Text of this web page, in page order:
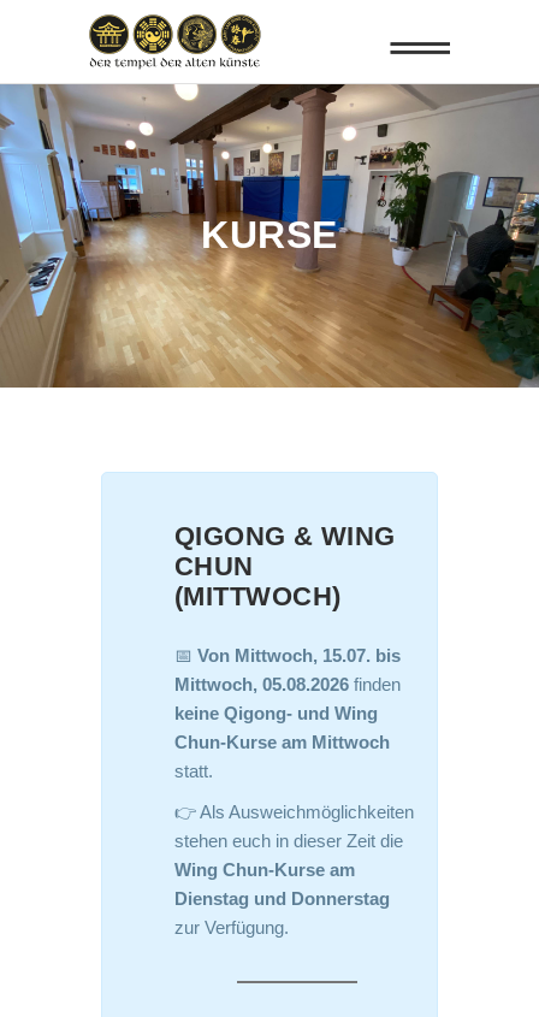
KURSE
QIGONG & WING
CHUN
(MITTWOCH)
📅 Von Mittwoch, 15.07. bis
Mittwoch, 05.08.2026 finden
keine Qigong- und Wing
Chun-Kurse am Mittwoch
statt.
👉 Als Ausweichmöglichkeiten
stehen euch in dieser Zeit die
Wing Chun-Kurse am
Dienstag und Donnerstag
zur Verfügung.